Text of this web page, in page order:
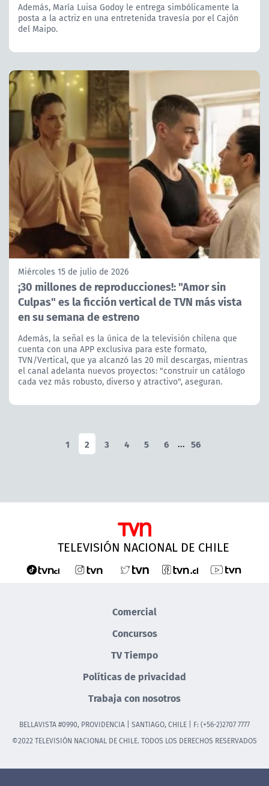
Además, María Luisa Godoy le entrega simbólicamente la
posta a la actriz en una entretenida travesía por el Cajón
del Maipo.
Miércoles 15 de julio de 2026
¡30 millones de reproducciones!: "Amor sin
Culpas" es la ficción vertical de TVN más vista
en su semana de estreno
Además, la señal es la única de la televisión chilena que
cuenta con una APP exclusiva para este formato,
TVN/Vertical, que ya alcanzó las 20 mil descargas, mientras
el canal adelanta nuevos proyectos: "construir un catálogo
cada vez más robusto, diverso y atractivo", aseguran.
1 2 3 4 5 6 ... 56
TELEVISIÓN NACIONAL DE CHILE
Comercial
Concursos
TV Tiempo
Políticas de privacidad
Trabaja con nosotros
BELLAVISTA #0990, PROVIDENCIA | SANTIAGO, CHILE | F: (+56-2)2707 7777
©2022 TELEVISIÓN NACIONAL DE CHILE. TODOS LOS DERECHOS RESERVADOS